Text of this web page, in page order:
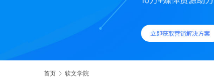
首页 软文学院